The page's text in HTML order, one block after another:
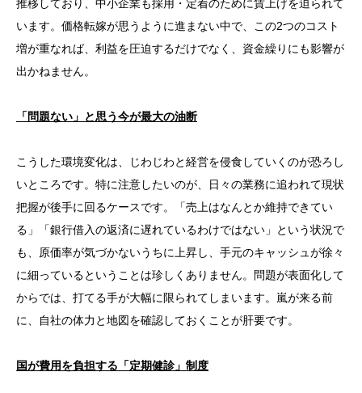
推移しており、中小企業も採用・定着のために賃上げを迫られて
います。価格転嫁が思うように進まない中で、この2つのコスト
増が重なれば、利益を圧迫するだけでなく、資金繰りにも影響が
出かねません。
「問題ない」と思う今が最大の油断
こうした環境変化は、じわじわと経営を侵食していくのが恐ろし
いところです。特に注意したいのが、日々の業務に追われて現状
把握が後手に回るケースです。「売上はなんとか維持できてい
る」「銀行借入の返済に遅れているわけではない」という状況で
も、原価率が気づかないうちに上昇し、手元のキャッシュが徐々
に細っているということは珍しくありません。問題が表面化して
からでは、打てる手が大幅に限られてしまいます。嵐が来る前
に、自社の体力と地図を確認しておくことが肝要です。
国が費用を負担する「定期健診」制度